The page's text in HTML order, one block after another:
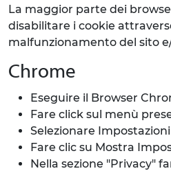
La maggior parte dei
disabilitare i cookie
malfunzionamento del sito
Chrome
Eseguire il Browser
Fare click sul menù
Selezionare Impostazioni
Fare clic su Mostra
Nella sezione "Privacy"